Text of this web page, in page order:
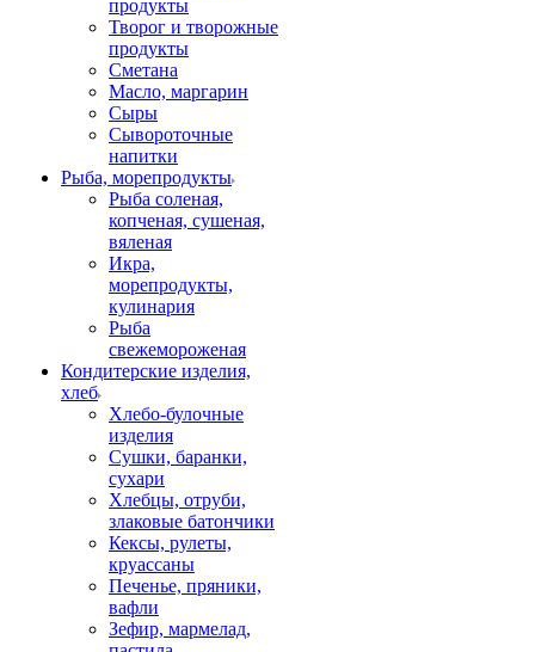
продукты
Творог и творожные
продукты
Сметана
Масло, маргарин
Сыры
Сывороточные
напитки
Рыба, морепродукты
Рыба соленая,
копченая, сушеная,
вяленая
Икра,
морепродукты,
кулинария
Рыба
свежемороженая
Кондитерские изделия,
хлеб
Хлебо-булочные
изделия
Сушки, баранки,
сухари
Хлебцы, отруби,
злаковые батончики
Кексы, рулеты,
круассаны
Печенье, пряники,
вафли
Зефир, мармелад,